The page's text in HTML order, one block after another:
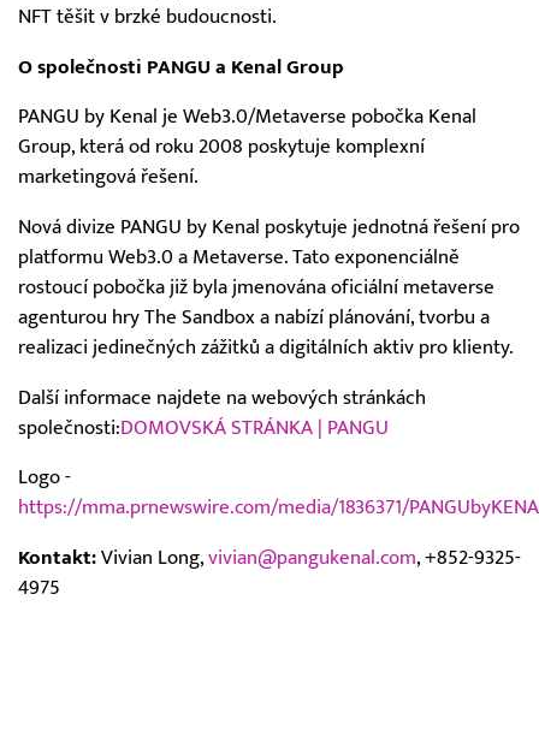
NFT těšit v brzké budoucnosti.
O společnosti PANGU a Kenal Group
PANGU by Kenal je Web3.0/Metaverse pobočka Kenal
Group, která od roku 2008 poskytuje komplexní
marketingová řešení.
Nová divize PANGU by Kenal poskytuje jednotná řešení pro
platformu Web3.0 a Metaverse. Tato exponenciálně
rostoucí pobočka již byla jmenována oficiální metaverse
agenturou hry The Sandbox a nabízí plánování, tvorbu a
realizaci jedinečných zážitků a digitálních aktiv pro klienty.
Další informace najdete na webových stránkách
společnosti:DOMOVSKÁ STRÁNKA | PANGU
Logo -
https://mma.prnewswire.com/media/1836371/
Kontakt: Vivian Long, vivian@pangukenal.com, +852-9325-
4975